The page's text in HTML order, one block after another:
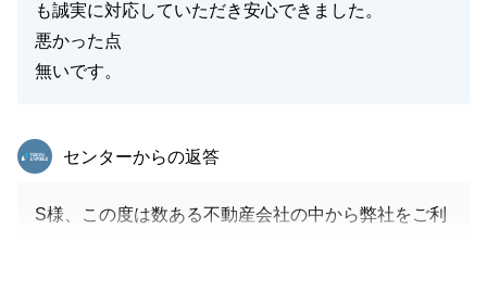
も誠実に対応していただき安心できました。
悪かった点
無いです。
東急リバブル
センターからの返答
S様、この度は数ある不動産会社の中から弊社をご利